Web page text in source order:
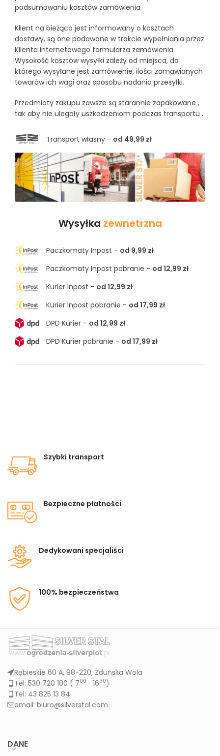
podsumowaniu kosztów zamówienia.
Klient na bieżąco jest informowany o kosztach
dostawy, są one podawane w trakcie wypełniania przez
Klienta internetowego formularza zamówienia.
Wysokość kosztów wysyłki zależy od miejsca, do
którego wysyłane jest zamówienie, ilości zamawianych
towarów ich wagi oraz sposobu nadania przesyłki.
Przedmioty zakupu zawsze są starannie zapakowane ,
tak aby nie ulegały uszkodzeniom podczas transportu .
Transport własny - od 49,99 zł
Wysyłka zewnetrzna
Paczkomaty Inpost - od 9,99 zł
Paczkomaty Inpost pobranie - od 12,99 zł
Kurier Inpost - od 12,99 zł
Kurier Inpost pobranie - od 17,99 zł
DPD Kurier - od 12,99 zł
DPD Kurier pobranie - od 17,99 zł
Szybki transport
Bezpieczne płatności
Dedykowani specjaliści
100% bezpieczeństwa
Rębieskie 60 A, 98-220, Zduńska Wola
Tel: 530 720 100 ( 700– 1630)
Tel: 43 825 13 84
email: biuro@silverstal.com
DANE